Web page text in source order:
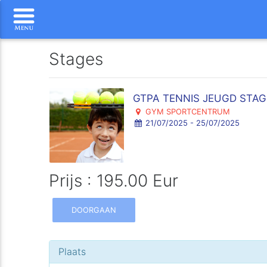
Stages
GTPA TENNIS JEUGD
GYM SPORTCENTRUM
21/07/2025 - 25/07/2025
Prijs : 195.00 Eur
DOORGAAN
Plaats